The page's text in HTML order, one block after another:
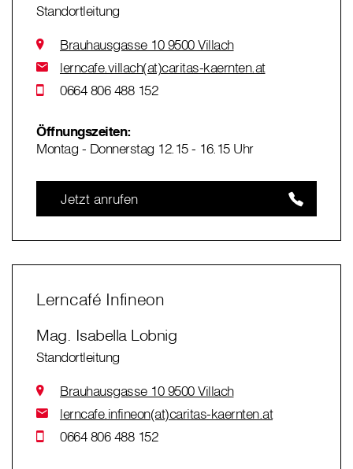
Standortleitung
Brauhausgasse 10 9500 Villach
lerncafe.villach(at)caritas-kaernten.at
0664 806 488 152
Öffnungszeiten:
Montag - Donnerstag 12.15 - 16.15 Uhr
Jetzt anrufen
Lerncafé Infineon
Mag. Isabella Lobnig
Standortleitung
Brauhausgasse 10 9500 Villach
lerncafe.infineon(at)caritas-kaernten.at
0664 806 488 152